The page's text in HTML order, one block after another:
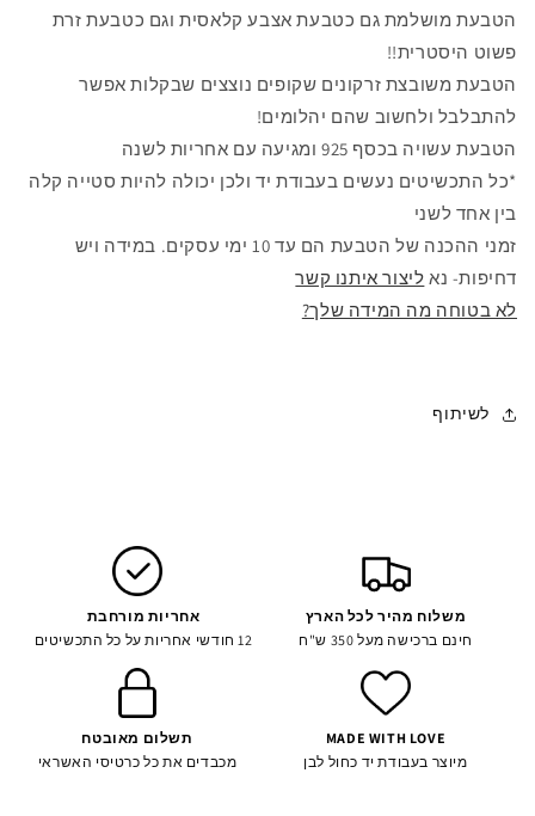
הטבעת מושלמת גם כטבעת אצבע קלאסית וגם כטבעת זרת
פשוט היסטרית!!
הטבעת משובצת זרקונים שקופים נוצצים שבקלות אפשר
להתבלבל ולחשוב שהם יהלומים!
הטבעת עשויה בכסף 925 ומגיעה עם אחריות לשנה
*כל התכשיטים נעשים בעבודת יד ולכן יכולה להיות סטייה קלה
בין אחד לשני
זמני ההכנה של הטבעת הם עד 10 ימי עסקים. במידה ויש
דחיפות- נא ליצור איתנו קשר
לא בטוחה מה המידה שלך?
לשיתוף
משלוח מהיר לכל הארץ
חינם ברכישה מעל 350 ש"ח
אחריות מורחבת
12 חודשי אחריות על כל התכשיטים
MADE WITH LOVE
מיוצר בעבודת יד כחול לבן
תשלום מאובטח
מכבדים את כל כרטיסי האשראי